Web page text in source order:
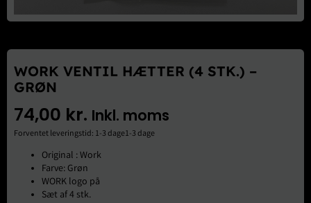
WORK VENTIL HÆTTER (4 STK.) –
GRØN
74,00 kr. Inkl. moms
Forventet leveringstid: 1-3 dage1-3 dage
Original : Work
Farve: Grøn
WORK logo på
Sæt af 4 stk.